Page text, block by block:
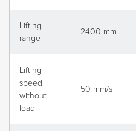
Lifting
range
2400 mm
Lifting
speed
without
load
50 mm/s